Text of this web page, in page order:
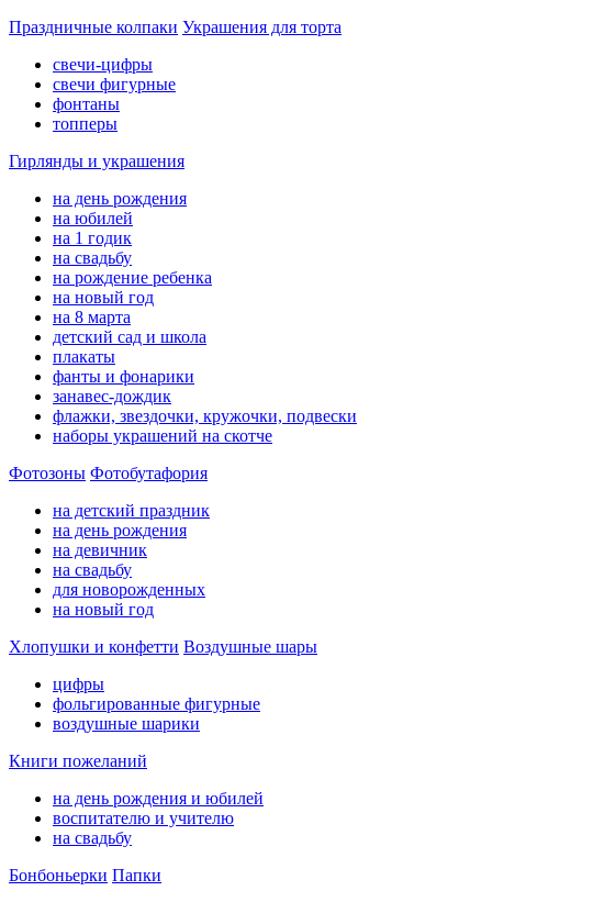
Праздничные колпаки Украшения для торта
свечи-цифры
свечи фигурные
фонтаны
топперы
Гирлянды и украшения
на день рождения
на юбилей
на 1 годик
на свадьбу
на рождение ребенка
на новый год
на 8 марта
детский сад и школа
плакаты
фанты и фонарики
занавес-дождик
флажки, звездочки, кружочки, подвески
наборы украшений на скотче
Фотозоны Фотобутафория
на детский праздник
на день рождения
на девичник
на свадьбу
для новорожденных
на новый год
Хлопушки и конфетти Воздушные шары
цифры
фольгированные фигурные
воздушные шарики
Книги пожеланий
на день рождения и юбилей
воспитателю и учителю
на свадьбу
Бонбоньерки Папки